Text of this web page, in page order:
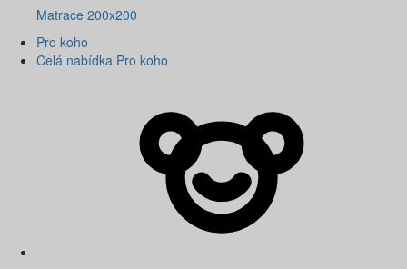
Matrace 200x200
Pro koho
Celá nabídka Pro koho